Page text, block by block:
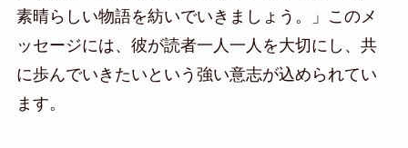
素晴らしい物語を紡いでいきましょう。」このメ
ッセージには、彼が読者一人一人を大切にし、共
に歩んでいきたいという強い意志が込められてい
ます。